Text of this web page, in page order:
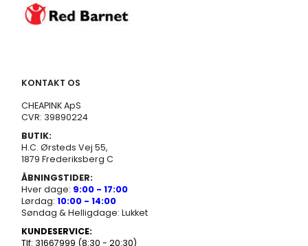
KONTAKT OS
CHEAPINK ApS
CVR: 39890224
BUTIK:
H.C. Ørsteds Vej 55,
1879 Frederiksberg C
ÅBNINGSTIDER:
Hver dage: 9:00 - 17:00
Lørdag: 10:00 - 14:00
Søndag & Helligdage: Lukket
KUNDESERVICE:
Tlf: 31667999 (8:30 - 20:30)